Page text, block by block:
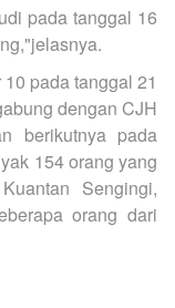
pada tanggal 16
pada tanggal 21
dengan CJH
berikutnya pada
154 orang yang
Sengingi,
orang dari